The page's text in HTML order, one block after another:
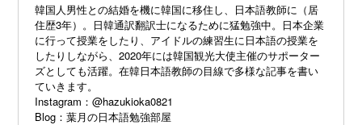
韓国人男性との結婚を機に韓国に移住し、日本語教師に（居
住歴3年）。日韓通訳翻訳士になるために猛勉強中。日本企業
に行って授業をしたり、アイドルの練習生に日本語の授業を
したりしながら、2020年には韓国観光大使主催のサポーター
ズとしても活躍。在韓日本語教師の目線で多様な記事を書い
ていきます。
Instagram：@hazukioka0821
Blog：葉月の日本語勉強部屋